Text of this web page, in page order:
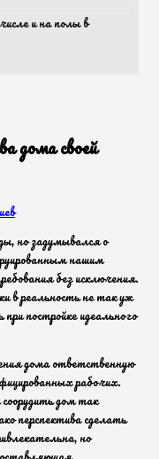
и на полы в
дома своей
но задумывался о
нашим
без исключения.
в реальность не так уж
постройке идеального
дома ответственную
рабочих.
дом так
перспектива сделать
но